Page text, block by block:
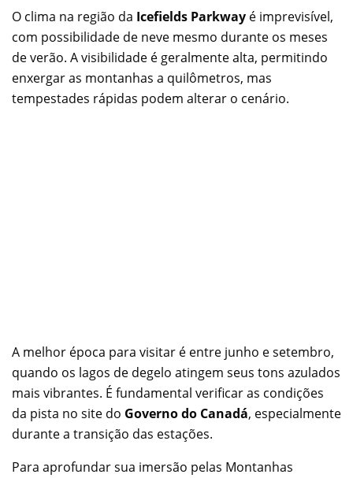
O clima na região da Icefields Parkway é imprevisível,
com possibilidade de neve mesmo durante os meses
de verão. A visibilidade é geralmente alta, permitindo
enxergar as montanhas a quilômetros, mas
tempestades rápidas podem alterar o cenário.
A melhor época para visitar é entre junho e setembro,
quando os lagos de degelo atingem seus tons azulados
mais vibrantes. É fundamental verificar as condições
da pista no site do Governo do Canadá, especialmente
durante a transição das estações.
Para aprofundar sua imersão pelas Montanhas